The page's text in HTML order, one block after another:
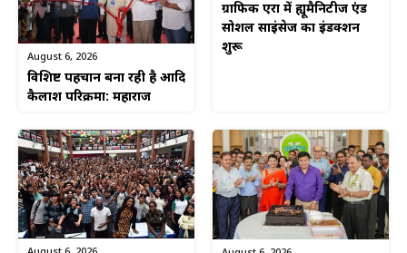
August 6, 2026
विशिष्ट पहचान बना रही है आदि
कैलाश परिक्रमा: महाराज
ग्राफिक एरा में ह्यूमैनिटीज एंड
सोशल साइंसेज का इंडक्शन
शुरू